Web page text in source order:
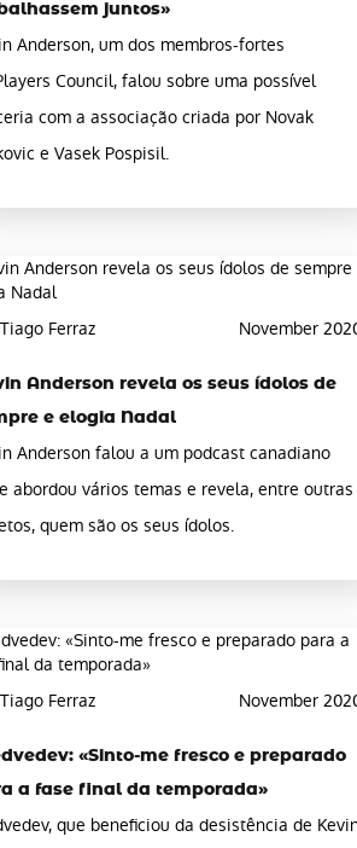
juntos»
Anderson, um dos membros-fortes
Council, falou sobre uma possível
com a associação criada por Novak
e Vasek Pospisil.
Ferraz November
Anderson revela os seus ídolos de
e elogia Nadal
Anderson falou a um podcast canadiano
abordou vários temas e revela, entre outras
quem são os seus ídolos.
Ferraz November
«Sinto-me fresco e preparado
a fase final da temporada»
que beneficiou da desistência de